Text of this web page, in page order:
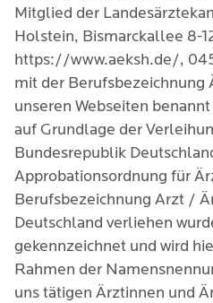
Mitglied der
Holstein, Bismarckallee 8-
https://www.aeksh.de/,
mit der Berufsbezeichnung
unseren Webseiten
auf Grundlage der
Bundesrepublik
Approbationsordnung für
Berufsbezeichnung Arzt /
Deutschland verliehen
gekennzeichnet und wird
Rahmen der
uns tätigen Ärztinnen und